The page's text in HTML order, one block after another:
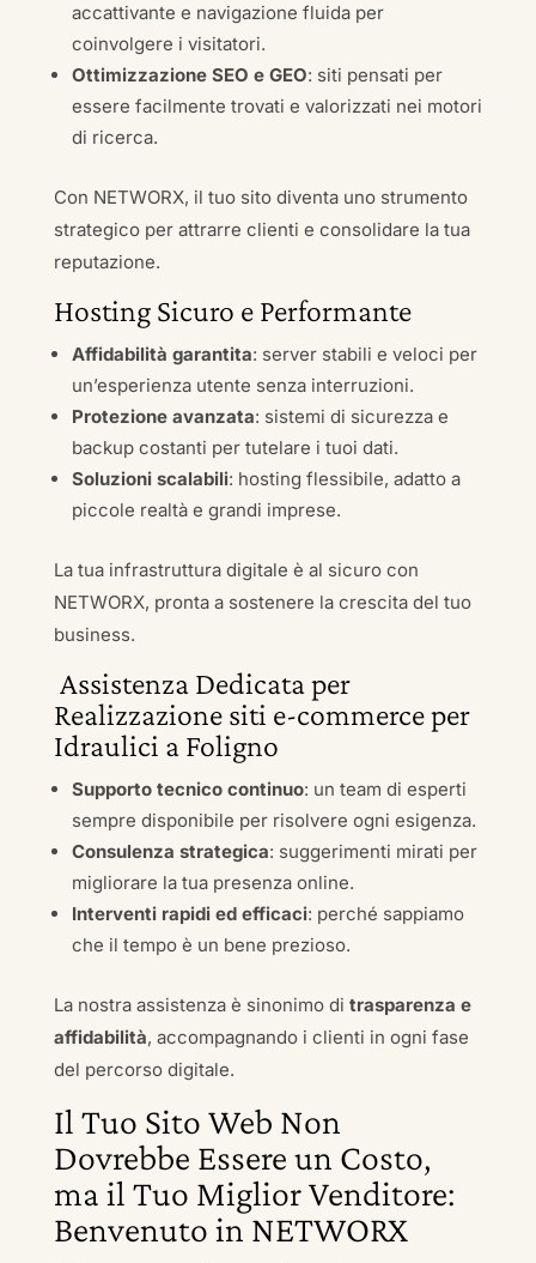
accattivante e navigazione fluida per
coinvolgere i visitatori.
Ottimizzazione SEO e GEO: siti pensati per
essere facilmente trovati e valorizzati nei motori
di ricerca.
Con NETWORX, il tuo sito diventa uno strumento
strategico per attrarre clienti e consolidare la tua
reputazione.
Hosting Sicuro e Performante
Affidabilità garantita: server stabili e veloci per
un’esperienza utente senza interruzioni.
Protezione avanzata: sistemi di sicurezza e
backup costanti per tutelare i tuoi dati.
Soluzioni scalabili: hosting flessibile, adatto a
piccole realtà e grandi imprese.
La tua infrastruttura digitale è al sicuro con
NETWORX, pronta a sostenere la crescita del tuo
business.
Assistenza Dedicata per
Realizzazione siti e-commerce per
Idraulici a Foligno
Supporto tecnico continuo: un team di esperti
sempre disponibile per risolvere ogni esigenza.
Consulenza strategica: suggerimenti mirati per
migliorare la tua presenza online.
Interventi rapidi ed efficaci: perché sappiamo
che il tempo è un bene prezioso.
La nostra assistenza è sinonimo di trasparenza e
affidabilità, accompagnando i clienti in ogni fase
del percorso digitale.
Il Tuo Sito Web Non
Dovrebbe Essere un Costo,
ma il Tuo Miglior Venditore:
Benvenuto in NETWORX